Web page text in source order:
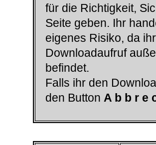
für die Richtigkeit,
Seite geben. Ihr
eigenes Risiko, da
Downloadaufruf
befindet.
Falls ihr den
den Button A b b r e